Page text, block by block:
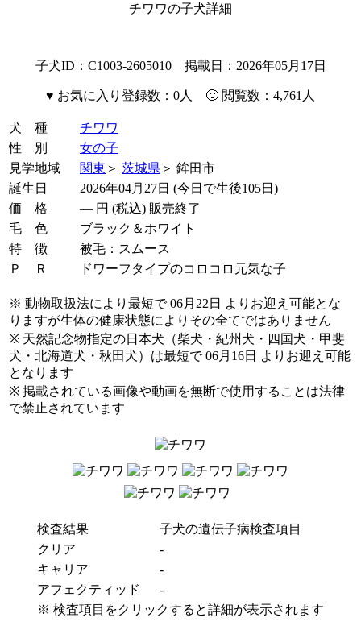
チワワの子犬詳細
子犬ID：C1003-2605010 掲載日：2026年05月17日
♥ お気に入り登録数：0人 🙂 閲覧数：4,761人
犬 種
チワワ
性 別
女の子
見学地域
関東 ＞ 茨城県 ＞ 鉾田市
誕生日
2026年04月27日 (今日で生後105日)
価 格
― 円 (税込) 販売終了
毛 色
ブラック＆ホワイト
特 徴
被毛：スムース
Ｐ Ｒ
ドワーフタイプのコロコロ元気な子
※ 動物取扱法により最短で 06月22日 よりお迎え可能とな
りますが生体の健康状態によりその全てではありません
※ 天然記念物指定の日本犬（柴犬・紀州犬・四国犬・甲斐
犬・北海道犬・秋田犬）は最短で 06月16日 よりお迎え可能
となります
※ 掲載されている画像や動画を無断で使用することは法律
で禁止されています
検査結果
子犬の遺伝子病検査項目
クリア
-
キャリア
-
アフェクティッド
-
※ 検査項目をクリックすると詳細が表示されます